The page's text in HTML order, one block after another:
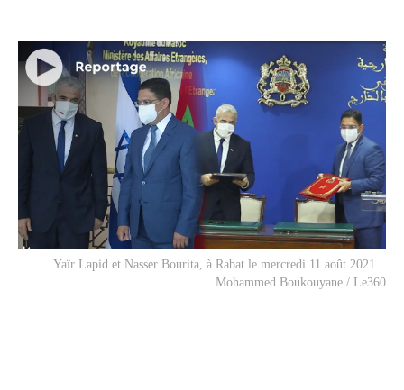
Yaïr Lapid et Nasser Bourita, à Rabat le mercredi 11 août 2021. .
Mohammed Boukouyane / Le360